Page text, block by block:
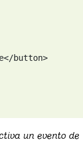
button>
un evento de